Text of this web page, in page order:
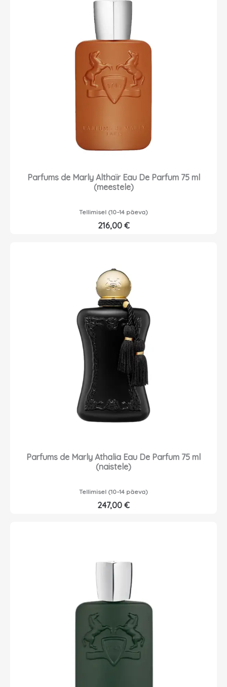
Parfums de Marly Althaïr Eau De Parfum 75 ml
(meestele)
Tellimisel (10–14 päeva)
216,00 €
Parfums de Marly Athalia Eau De Parfum 75 ml
(naistele)
Tellimisel (10–14 päeva)
247,00 €